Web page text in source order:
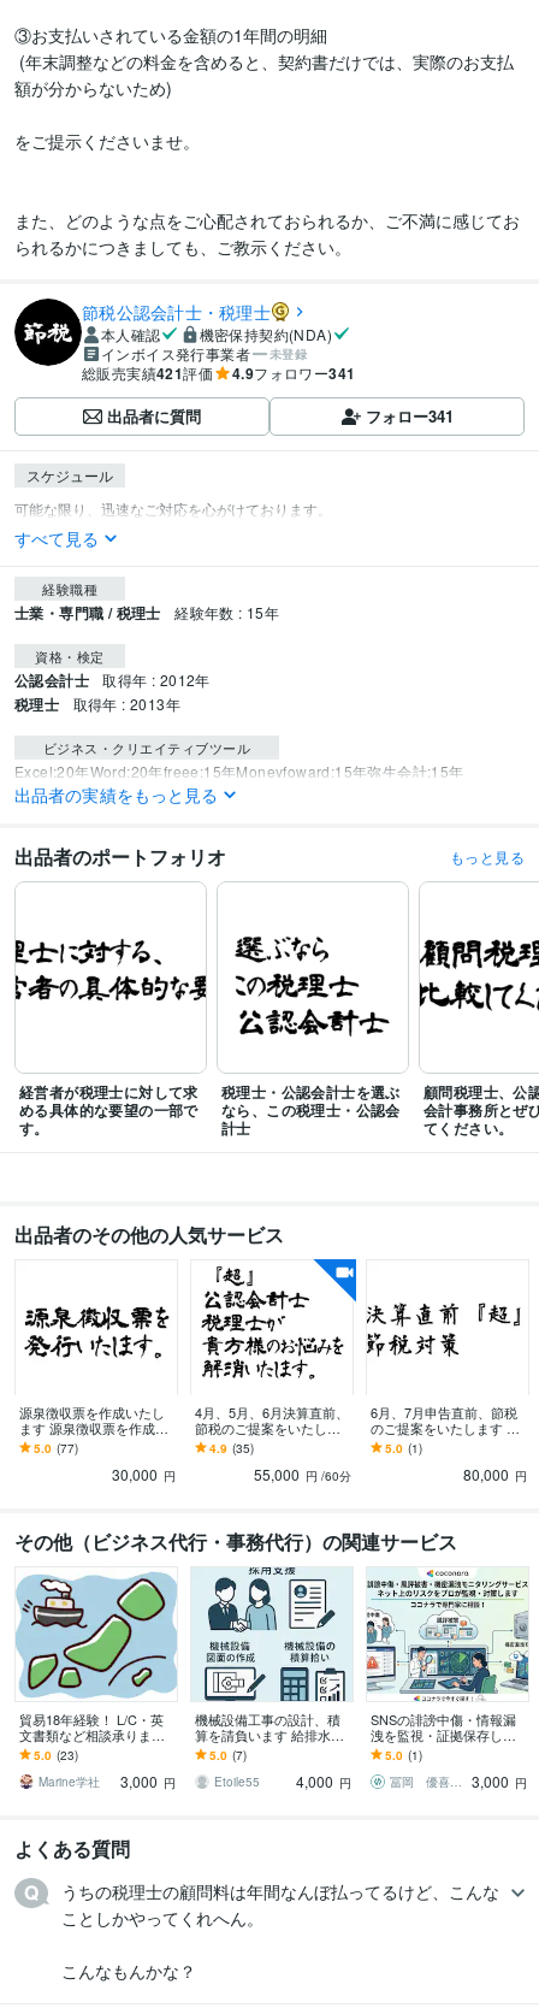
③お支払いされている金額の1年間の明細
額が分からないため)
をご提示くださいませ。
また、どのような点をご心配されておられるか、ご不満に感じてお
られるかにつきましても、ご教示ください。
節税公認会計士・税理士
本人確認
機密保持契約(NDA)
インボイス発行事業者
未登録
総販売実績421評価 4.9フォロワー341
出品者に質問 フォロー341
スケジュール
すべて見る
経験職種
士業・専門職 / 税理士 経験年数 : 15年
資格・検定
公認会計士 取得年 : 2012年
税理士 取得年 : 2013年
ビジネス・クリエイティブツール
Excel:20年Word:20年freee:15年Moneyfoward:15年弥生会計:15年
経営 税金 資金繰 節税 税金
節税対策
税金対策
医療法人 歯科 セカンドオピニオン 経営者
M&Aのお手伝い
出品者の実績をもっと見る
出品者のポートフォリオ もっと見る
経営者が税理士に対して求
める具体的な要望の一部で
す。
税理士・公認会計士を選ぶ
なら、この税理士・公認会
計士
顧問税理士、公
会計事務所とぜ
てください。
出品者のその他の人気サービス
源泉徴収票を作成いたし
ます 源泉徴収票を作成
し、メッセージにて添付
させていただきます。
5.0 (77)
30,000 円
4月、5月、6月決算直前、
節税のご提案をいたしま
す 旬なネタあり？？節税
公認会計士による節税の
ご提案いたします。
4.9 (35)
55,000 円 /60分
6月、7月申告直前、節税
のご提案をいたします 決
算直前、貴方様専用の具
体的な節税のご提案いた
5.0 (1)
80,000 円
その他（ビジネス代行・事務代行）の関連サービス
貿易18年経験！ L/C・英
文書類など相談承ります
～初めてでも安心、輸出
現場で培った知識で全般
サポート～
5.0 (23)
Marine学社
3,000 円
機械設備工事の設計、積
算を請負います 給排水、
空調設備の設計や積算業
務を請負います
5.0 (7)
Etoile55
4,000 円
SNSの誹謗中傷・情報漏
洩を監視・証拠保存しま
す リスクを3段階で早期検
知・証拠保存します！分
析や対策案も！
5.0 (1)
冨岡 優喜（トミークリエイト代表）
3,000 円
よくある質問
うちの税理士の顧問料は年間なんぼ払ってるけど、こんな
ことしかやってくれへん。
こんなもんかな？